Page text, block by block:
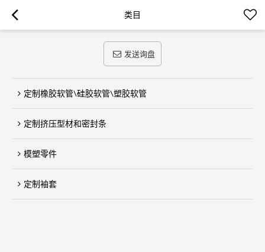
类目
发送询盘
定制橡胶软管\硅胶软管\塑胶软管
定制挤压型材和密封条
模塑零件
定制袖套